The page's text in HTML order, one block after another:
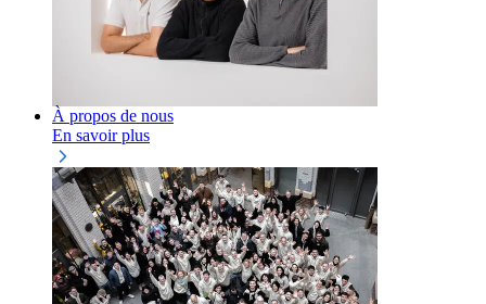
À propos de nous
En savoir plus